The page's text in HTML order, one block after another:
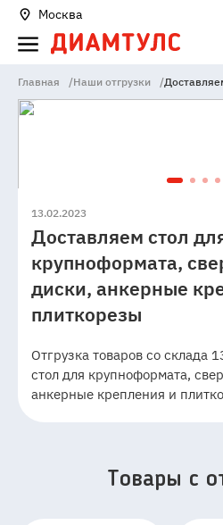
Москва
Главная /Наши отгрузки /
13.02.2023
Доставляем стол
крупноформата,
диски, анкерные
плиткорезы
Отгрузка товаров со склада
стол для крупноформата,
анкерные крепления и
Товары c